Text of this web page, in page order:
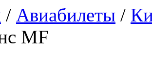
/ Авиабилеты /
MF